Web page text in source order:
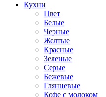
Кухни
Цвет
Белые
Черные
Желтые
Красные
Зеленые
Серые
Бежевые
Глянцевые
Кофе с молоком